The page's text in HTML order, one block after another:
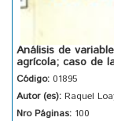
Análisis de
agrícola; caso de
Código: 01895
Autor (es): Raquel
Nro Páginas: 100